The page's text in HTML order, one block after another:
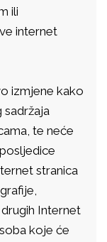
ili
internet
izmjene kako
te neće
stranica
Internet
koje će